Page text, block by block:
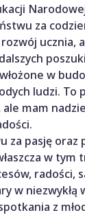
za
ucznia,
w
ludzi. To
mam
za pasję
w tym
radości,
w niezwykłą
z